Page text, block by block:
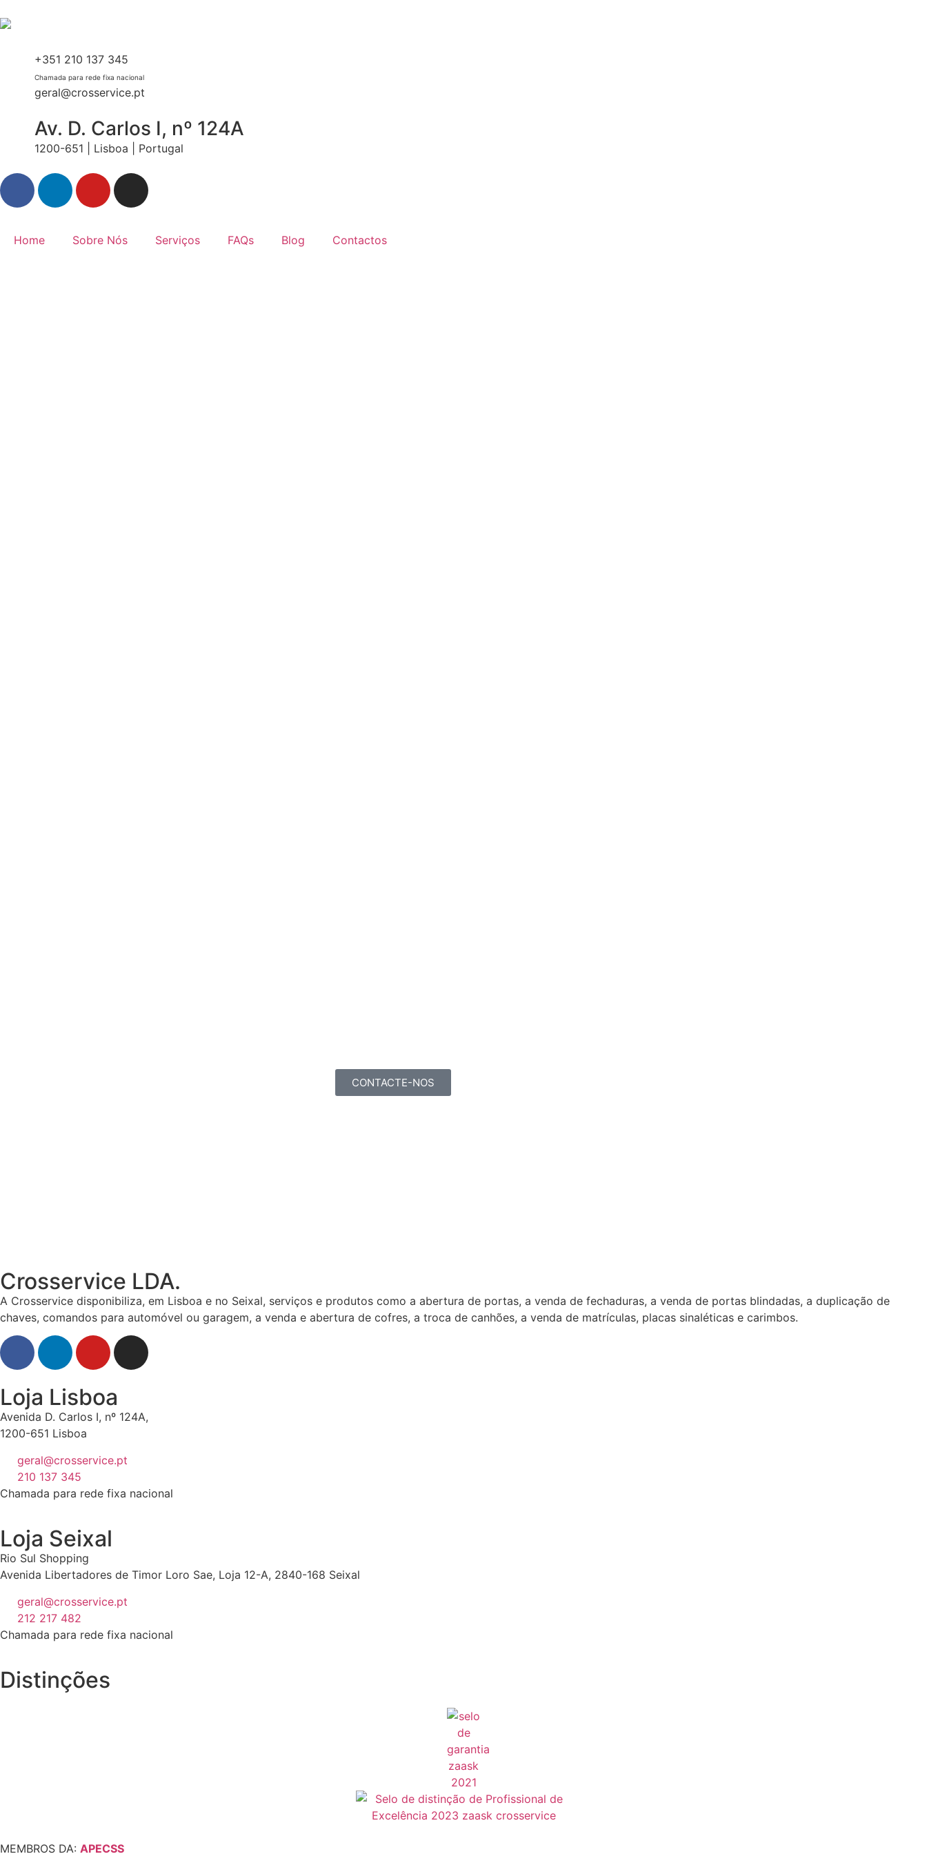
+351 210 137 345
Chamada para rede fixa nacional
geral@crosservice.pt
Av. D. Carlos I, nº 124A
1200-651 | Lisboa | Portugal
Home Sobre Nós Serviços FAQs Blog Contactos
CONTACTE-NOS
Crosservice LDA.
A Crosservice disponibiliza, em Lisboa e no Seixal, serviços e produtos como a abertura de portas, a venda de fechaduras, a venda de portas blindadas, a duplicação de
chaves, comandos para automóvel ou garagem, a venda e abertura de cofres, a troca de canhões, a venda de matrículas, placas sinaléticas e carimbos.
Loja Lisboa
Avenida D. Carlos I, nº 124A,
1200-651 Lisboa
geral@crosservice.pt
210 137 345
Chamada para rede fixa nacional
Loja Seixal
Rio Sul Shopping
Avenida Libertadores de Timor Loro Sae, Loja 12-A, 2840-168 Seixal
geral@crosservice.pt
212 217 482
Chamada para rede fixa nacional
Distinções
MEMBROS DA: APECSS